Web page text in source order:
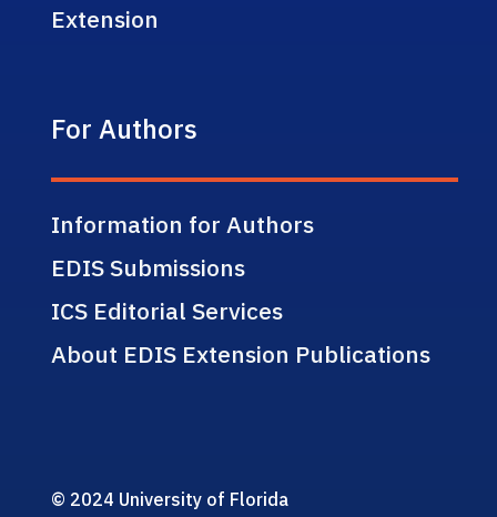
Extension
For Authors
Information for Authors
EDIS Submissions
ICS Editorial Services
About EDIS Extension Publications
© 2024 University of Florida